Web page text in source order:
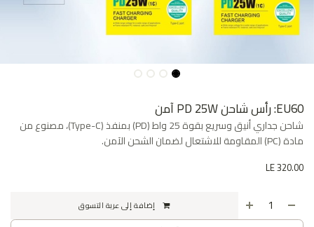
EU60: رأس شاحن PD 25W آمن
شاحن جداري أنيق وسريع بقوة 25 واط (PD) بمنفذ (Type-C)، مصنوع من
مادة (PC) المقاومة للاشتعال لضمان الشحن الآمن.
320.00